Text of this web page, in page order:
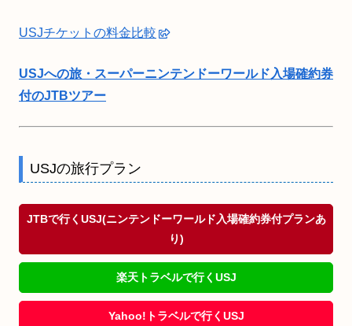
USJチケットの料金比較
USJへの旅・スーパーニンテンドーワールド入場確約券
付のJTBツアー
USJの旅行プラン
JTBで行くUSJ(ニンテンドーワールド入場確約券付プランあ
り)
楽天トラベルで行くUSJ
Yahoo!トラベルで行くUSJ